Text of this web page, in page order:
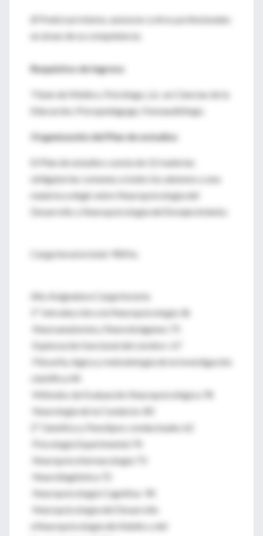
Ø Podrá así mismo, asesorar a otros profesionales
en áreas de su competencia.
Requisitos de ingreso
Título de Médico, Psicólogo, Lic. en Ciencias de la
Educación, Psicopedagogo, Fonoaudiólogo.
Organización del Plan de estudios
El Plan de estudios consta de 12 materias
obligatorias comunes a todos los alumnos y una
materia a elegir entre Neuropsicología del
Desarrollo y Neuropsicología del Envejecimiento.
Carga horaria total: 900 hs.
Año Asignatura Carga horaria
1º Introducción a la Neuropsicología 36
Neuroanatomía y Neuroimágenes 75
Exploración funcional del cerebro 67
Filosofía, lógica y metodología de la Investigación
científica 44
Métodos de Evaluación Neuropsicológica 78
Neurología de la Conducta 80
2º Genética y Fenotipos conductuales 62
Psicología Experimental 74
Neuropsicofarmacología 73
Neurolingüística 72
Neuropsicología Cognitiva 90
Neuropsicología del Desarrollo
oNeuropsicología del Adulto y del